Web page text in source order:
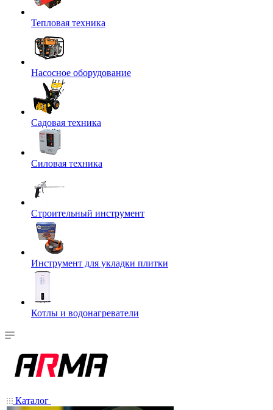
Тепловая техника
Насосное оборудование
Садовая техника
Силовая техника
Строительный инструмент
Инструмент для укладки плитки
Котлы и водонагреватели
Каталог